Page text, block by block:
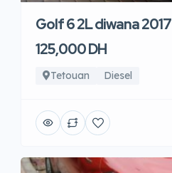
Golf 6 2L diwana 2017
125,000 DH
Tetouan Diesel